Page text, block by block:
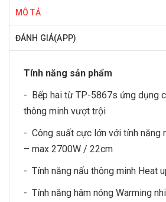
MÔ TẢ
ĐÁNH GIÁ(APP)
Tính năng sản phẩm
- Bếp hai từ TP-5867s ứng dụng
thông minh vượt trội
- Công suất cực lớn với tính năng
– max 2700W / 22cm
- Tính năng nấu thông minh Heat
- Tính năng hâm nóng Warming